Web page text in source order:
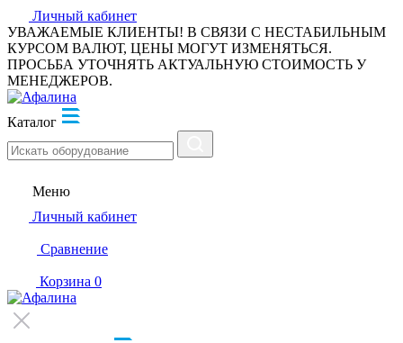
Личный кабинет
УВАЖАЕМЫЕ КЛИЕНТЫ! В СВЯЗИ С НЕСТАБИЛЬНЫМ
КУРСОМ ВАЛЮТ, ЦЕНЫ МОГУТ ИЗМЕНЯТЬСЯ.
ПРОСЬБА УТОЧНЯТЬ АКТУАЛЬНУЮ СТОИМОСТЬ У
МЕНЕДЖЕРОВ.
Каталог
Меню
Личный кабинет
Сравнение
Корзина 0